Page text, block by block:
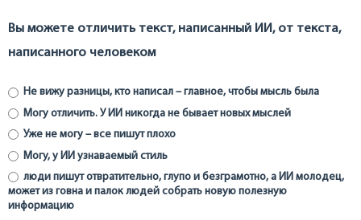
Вы можете отличить текст, написанный ИИ, от текста,
написанного человеком
Не вижу разницы, кто написал – главное, чтобы мысль была
Могу отличить. У ИИ никогда не бывает новых мыслей
Уже не могу – все пишут плохо
Могу, у ИИ узнаваемый стиль
люди пишут отвратительно, глупо и безграмотно, а ИИ молодец,
может из говна и палок людей собрать новую полезную
информацию